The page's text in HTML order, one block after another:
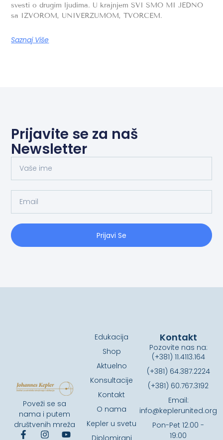
svesti o drugim ljudima. U krajnjem SVI SMO MI JEDNO
sa IZVOROM, UNIVERZUMOM, TVORCEM.
Saznaj Više
Prijavite se za naš
Newsletter
Prijavi Se
Poveži se sa
nama i putem
društvenih mreža
Edukacija
Shop
Aktuelno
Konsultacije
Kontakt
O nama
Kepler u svetu
Diplomirani
Kontakt
Pozovite nas na:
(+381) 11.4113.164
(+381) 64.387.2224
(+381) 60.767.3192
Email:
info@keplerunited.org
Pon-Pet 12:00 -
19:00